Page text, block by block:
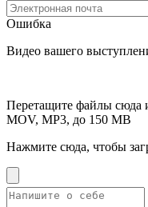
Ошибка
Видео вашего
Перетащите файлы сюда
MOV, MP3, до 150 MB
Нажмите сюда, чтобы